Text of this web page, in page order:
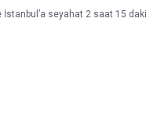
seyahat 2 saat 15